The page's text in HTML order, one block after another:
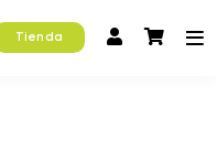
Tienda